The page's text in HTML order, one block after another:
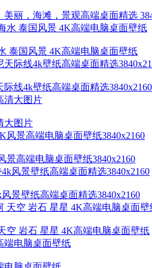
丽，海滩，景观高端桌面精选
泰国风景 4K高端电脑桌面壁纸
线4k壁纸高端桌面精选3840x2160
大图片
景高端电脑桌面壁纸3840x2160
景壁纸高端桌面精选3840x2160
空 岩石 星星 4K高端电脑桌面壁纸